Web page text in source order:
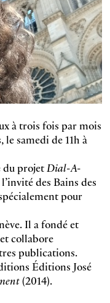
à trois fois par mois
le samedi de 11h à
du projetDial-A-
des Bains des
pour
Il a fondé et
collabore
publications.
Éditions José
(2014).